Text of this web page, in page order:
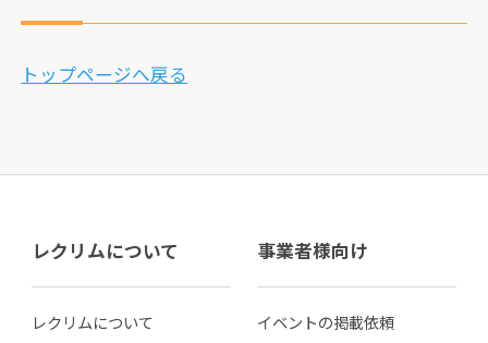
トップページへ戻る
レクリムについて
レクリムについて
事業者様向け
イベントの掲載依頼